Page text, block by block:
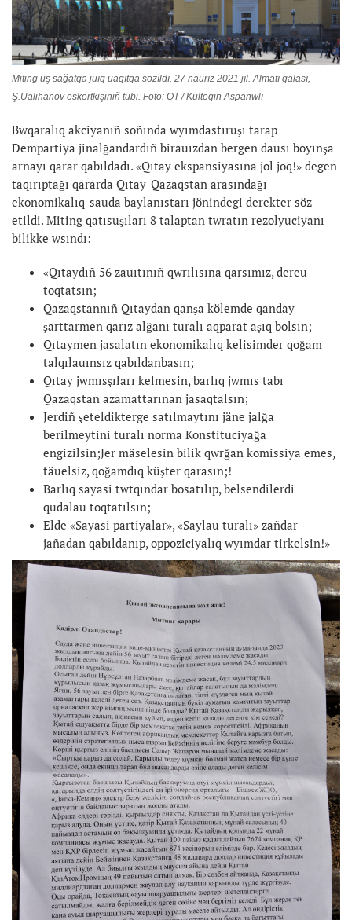
Miting üş sağatqa juıq uaqıtqa sozıldı. 27 naurız 2021 jıl. Almatı qalası,
Ş.Uälihanov eskertkişiniñ tübi. Foto: QT / Kültegin Aspanwlı
Bwqaralıq akciyanıñ soñında wyımdastıruşı tarap
Dempartiya jinalğandardıñ birauızdan bergen dausı boyınşa
arnayı qarar qabıldadı. «Qıtay ekspansiyasına jol joq!» degen
taqırıptağı qararda Qıtay-Qazaqstan arasındağı
ekonomikalıq-sauda baylanıstarı jönindegi derekter söz
etildi. Miting qatısuşıları 8 talaptan twratın rezolyuciyanı
bilikke wsındı:
«Qıtaydıñ 56 zauıtınıñ qwrılısına qarsımız, dereu
toqtatsın;
Qazaqstannıñ Qıtaydan qanşa kölemde qanday
şarttarmen qarız alğanı turalı aqparat aşıq bolsın;
Qıtaymen jasalatın ekonomikalıq kelisimder qoğam
talqılauınsız qabıldanbasın;
Qıtay jwmısşıları kelmesin, barlıq jwmıs tabı
Qazaqstan azamattarınan jasaqtalsın;
Jerdiñ şeteldikterge satılmaytını jäne jalğa
berilmeytini turalı norma Konstituciyağa
engizilsin;Jer mäselesin bilik qwrğan komissiya emes,
täuelsiz, qoğamdıq küşter qarasın;!
Barlıq sayasi twtqındar bosatılıp, belsendilerdi
qudalau toqtatılsın;
Elde «Sayasi partiyalar», «Saylau turalı» zañdar
jañadan qabıldanıp, oppoziciyalıq wyımdar tirkelsin!»